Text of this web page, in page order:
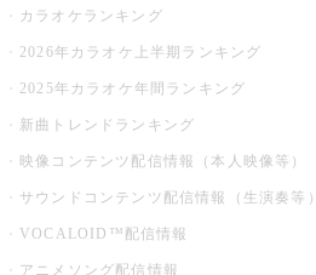
カラオケランキング
2026年カラオケ上半期ランキング
2025年カラオケ年間ランキング
新曲トレンドランキング
映像コンテンツ配信情報（本人映像等）
サウンドコンテンツ配信情報（生演奏等）
VOCALOID™配信情報
アニメソング配信情報